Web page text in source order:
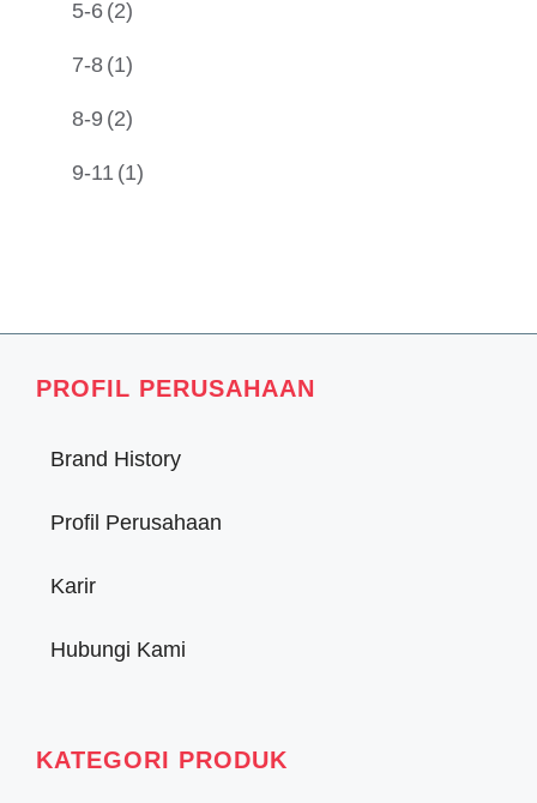
5-6 (2)
7-8 (1)
8-9 (2)
9-11 (1)
PROFIL PERUSAHAAN
Brand History
Profil Perusahaan
Karir
Hubungi Kami
KATEGORI PRODUK